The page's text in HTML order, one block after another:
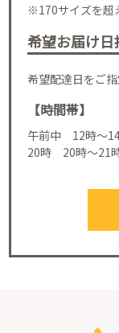
※170サイズを超
希望お届け日
希望配達日をご指
【時間帯】
午前中 12時～
20時 20時～21